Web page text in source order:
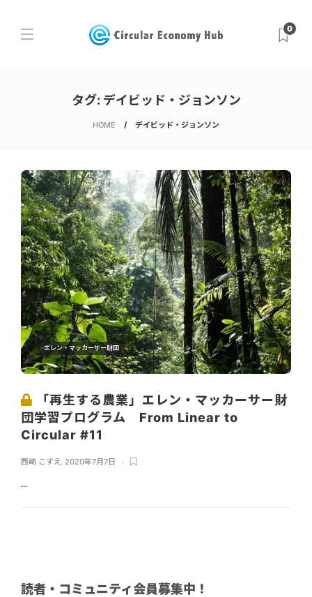
0
タグ: デイビッド・ジョンソン
HOME デイビッド・ジョンソン
エレン・マッカーサー財団
「再生する農業」エレン・マッカーサー財
団学習プログラム From Linear to
Circular #11
西崎 こずえ, 2020年7月7日
...
読者・コミュニティ会員募集中！